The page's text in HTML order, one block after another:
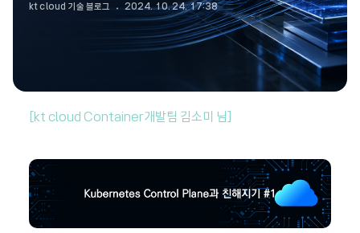
kt cloud 기술 블로그 2024. 10. 24. 17:38
[kt cloud Container개발팀 김소미 님]